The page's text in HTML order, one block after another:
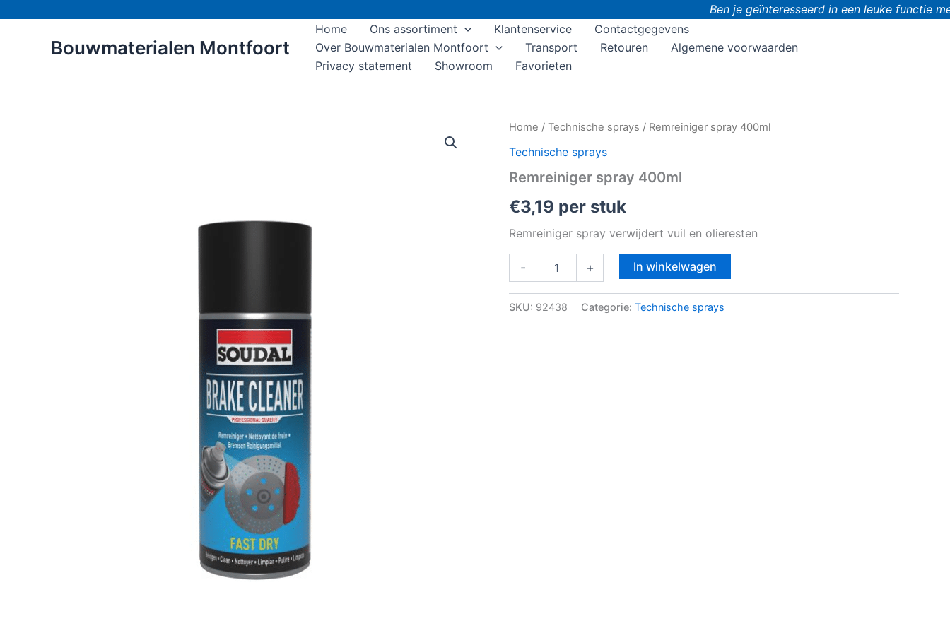
Ben je geïnteresseerd in een leuke functie
Bouwmaterialen Montfoort
Home Ons assortiment Klantenservice
Contactgegevens
Over Bouwmaterialen Montfoort
Transport Retouren
Algemene voorwaarden
Privacy statement
Showroom Favorieten
Home / Technische sprays / Remreiniger spray 400ml
Technische sprays
Remreiniger spray 400ml
€3,19 per stuk
Remreiniger spray verwijdert vuil en olieresten
-
Remreiniger
400ml
+ In winkelwagen
SKU: 92438 Categorie: Technische sprays